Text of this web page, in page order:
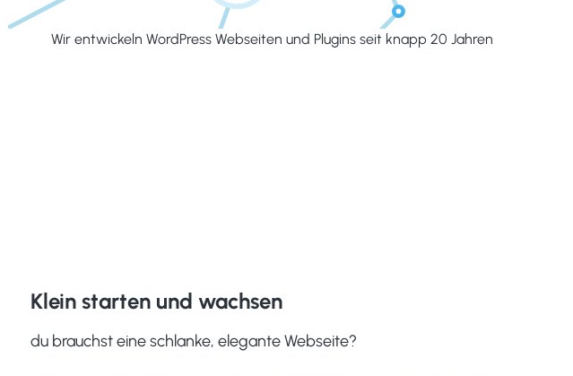
Wir entwickeln WordPress Webseiten und Plugins seit knapp 20 Jahren
Klein starten und wachsen
du brauchst eine schlanke, elegante Webseite?